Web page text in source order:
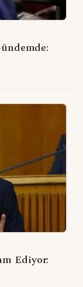
Ediyor: